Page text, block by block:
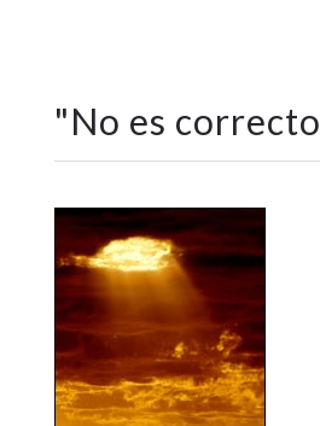
"No es correcto